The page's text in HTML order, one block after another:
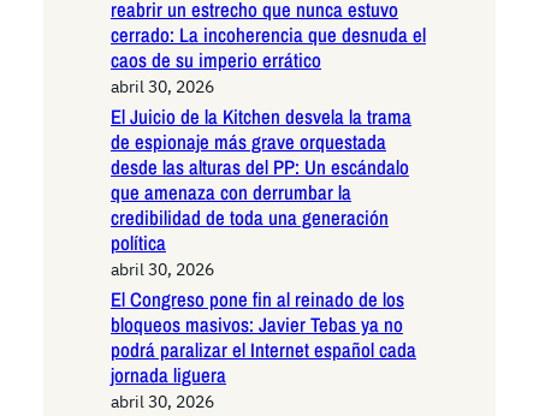
reabrir un estrecho que nunca estuvo
cerrado: La incoherencia que desnuda el
caos de su imperio errático
abril 30, 2026
El Juicio de la Kitchen desvela la trama
de espionaje más grave orquestada
desde las alturas del PP: Un escándalo
que amenaza con derrumbar la
credibilidad de toda una generación
política
abril 30, 2026
El Congreso pone fin al reinado de los
bloqueos masivos: Javier Tebas ya no
podrá paralizar el Internet español cada
jornada liguera
abril 30, 2026